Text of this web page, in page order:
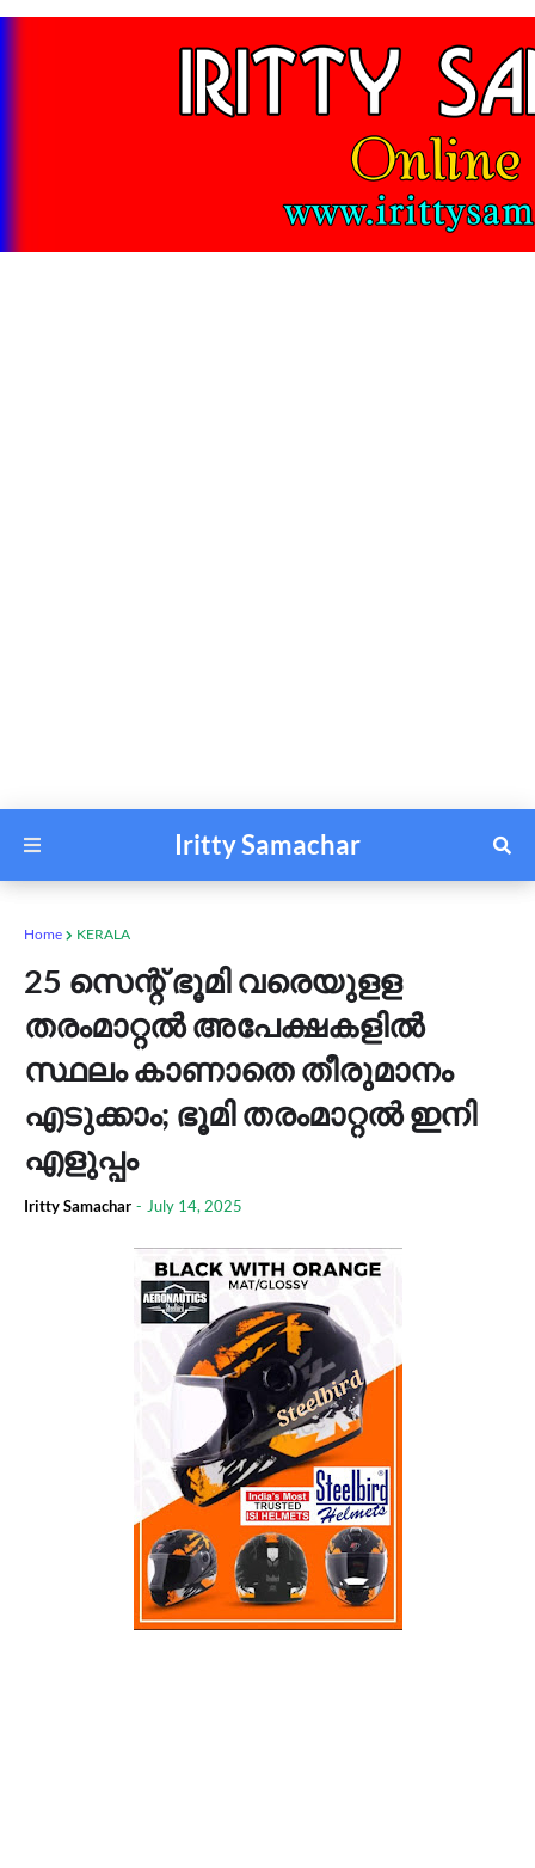
Iritty Samachar
Home KERALA
25 സെന്റ് ഭൂമി വരെയുളള
തരംമാറ്റൽ അപേക്ഷകളിൽ
സ്ഥലം കാണാതെ തീരുമാനം
എടുക്കാം; ഭൂമി തരംമാറ്റൽ ഇനി
എളുപ്പം
Iritty Samachar - July 14, 2025